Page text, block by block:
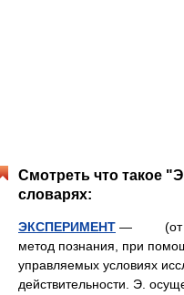
Смотреть что такое
словарях:
ЭКСПЕРИМЕНТ — (от
метод познания, при
управляемых условиях
действительности. Э.